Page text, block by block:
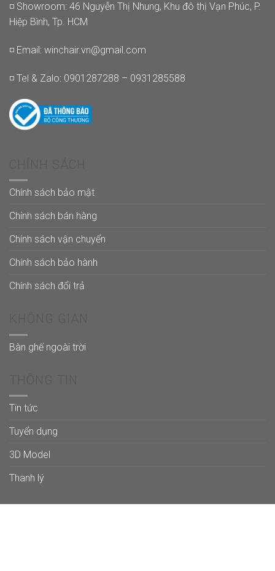
◽ Showroom: 46 Nguyễn Thị Nhung, Khu đô thị Vạn Phúc, P.
Hiệp Bình, Tp. HCM
◽ Email: winchair.vn@gmail.com
◽ Tel & Zalo: 0901287288 – 0931285588
Chính sách bảo mật
Chính sách bán hàng
Chính sách vận chuyển
Chính sách bảo hành
Chính sách đổi trả
Bàn ghế ngoài trời
Tin tức
Tuyển dụng
3D Model
Thanh lý